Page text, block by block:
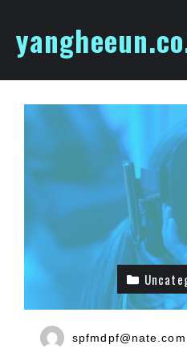
content
spfmdpf@nate.com